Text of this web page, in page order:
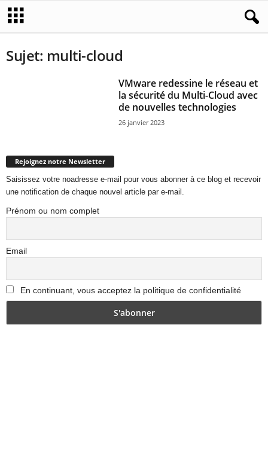
Sujet: multi-cloud
VMware redessine le réseau et
la sécurité du Multi-Cloud avec
de nouvelles technologies
26 janvier 2023
Rejoignez notre Newsletter
Saisissez votre noadresse e-mail pour vous abonner à ce blog et recevoir
une notification de chaque nouvel article par e-mail.
Prénom ou nom complet
Email
En continuant, vous acceptez la politique de confidentialité